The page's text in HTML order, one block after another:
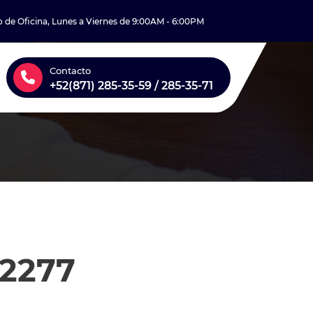
de Oficina, Lunes a Viernes de 9:00AM - 6:00PM
Contacto
+52(871) 285-35-59 / 285-35-71